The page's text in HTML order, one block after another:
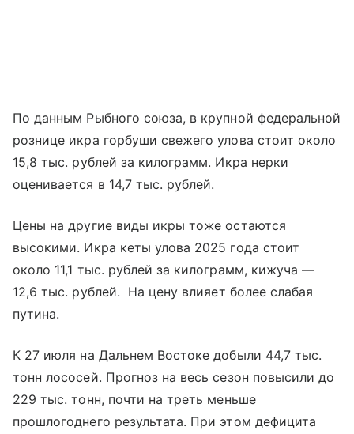
По данным Рыбного союза, в крупной федеральной
рознице икра горбуши свежего улова стоит около
15,8 тыс. рублей за килограмм. Икра нерки
оценивается в 14,7 тыс. рублей.
Цены на другие виды икры тоже остаются
высокими. Икра кеты улова 2025 года стоит
около 11,1 тыс. рублей за килограмм, кижуча —
12,6 тыс. рублей. На цену влияет более слабая
путина.
К 27 июля на Дальнем Востоке добыли 44,7 тыс.
тонн лососей. Прогноз на весь сезон повысили до
229 тыс. тонн, почти на треть меньше
прошлогоднего результата. При этом дефицита